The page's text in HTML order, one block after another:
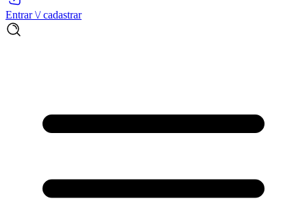
Entrar \/ cadastrar